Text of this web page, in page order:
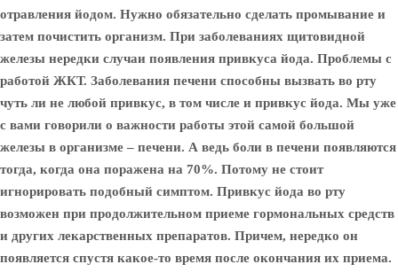
отравления йодом. Нужно обязательно сделать промывание и
затем почистить организм. При заболеваниях щитовидной
железы нередки случаи появления привкуса йода. Проблемы с
работой ЖКТ. Заболевания печени способны вызвать во рту
чуть ли не любой привкус, в том числе и привкус йода. Мы уже
с вами говорили о важности работы этой самой большой
железы в организме – печени. А ведь боли в печени появляются
тогда, когда она поражена на 70%. Потому не стоит
игнорировать подобный симптом. Привкус йода во рту
возможен при продолжительном приеме гормональных средств
и других лекарственных препаратов. Причем, нередко он
появляется спустя какое-то время после окончания их приема.